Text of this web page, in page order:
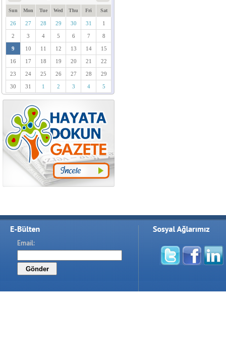
Sun Mon Tue Wed Thu Fri Sat
26 27 28 29 30 31 1
2 3 4 5 6 7 8
9 10 11 12 13 14 15
16 17 18 19 20 21 22
23 24 25 26 27 28 29
30 31 1 2 3 4 5
Email: